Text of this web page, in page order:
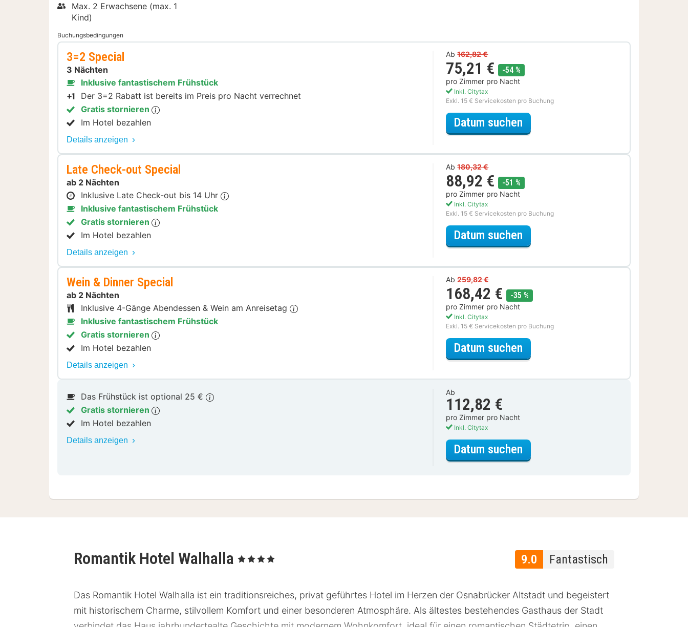
Max. 2 Erwachsene (max. 1
Kind)
Buchungsbedingungen
3=2 Special
3 Nächten
Inklusive fantastischem Frühstück
Der 3=2 Rabatt ist bereits im Preis pro Nacht verrechnet
Gratis stornieren
Im Hotel bezahlen
Details anzeigen
Ab 162,82 €
75,21 € -54 %
pro Zimmer pro Nacht
Inkl. Citytax
Exkl. 15 € Servicekosten pro Buchung
Datum suchen
Late Check-out Special
ab 2 Nächten
Inklusive Late Check-out bis 14 Uhr
Inklusive fantastischem Frühstück
Gratis stornieren
Im Hotel bezahlen
Details anzeigen
Ab 180,32 €
88,92 € -51 %
pro Zimmer pro Nacht
Inkl. Citytax
Exkl. 15 € Servicekosten pro Buchung
Datum suchen
Wein & Dinner Special
ab 2 Nächten
Inklusive 4-Gänge Abendessen & Wein am Anreisetag
Inklusive fantastischem Frühstück
Gratis stornieren
Im Hotel bezahlen
Details anzeigen
Ab 259,82 €
168,42 € -35 %
pro Zimmer pro Nacht
Inkl. Citytax
Exkl. 15 € Servicekosten pro Buchung
Datum suchen
Das Frühstück ist optional 25 €
Gratis stornieren
Im Hotel bezahlen
Details anzeigen
Ab
112,82 €
pro Zimmer pro Nacht
Inkl. Citytax
Datum suchen
9.0 Fantastisch
Romantik Hotel Walhalla , 4 Sterne
Das Romantik Hotel Walhalla ist ein traditionsreiches, privat geführtes Hotel im Herzen der Osnabrücker Altstadt und begeistert
mit historischem Charme, stilvollem Komfort und einer besonderen Atmosphäre. Als ältestes bestehendes Gasthaus der Stadt